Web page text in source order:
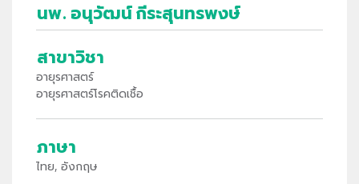
นพ. อนุวัฒน์ กีระสุนทรพงษ์
สาขาวิชา
อายุรศาสตร์
อายุรศาสตร์โรคติดเชื้อ
ภาษา
ไทย, อังกฤษ